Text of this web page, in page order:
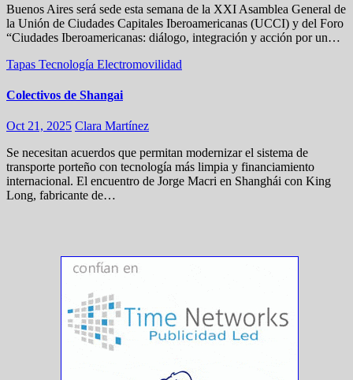
Buenos Aires será sede esta semana de la XXI Asamblea General de
la Unión de Ciudades Capitales Iberoamericanas (UCCI) y del Foro
“Ciudades Iberoamericanas: diálogo, integración y acción por un…
Tapas Tecnología Electromovilidad
Colectivos de Shangai
Oct 21, 2025 Clara Martínez
Se necesitan acuerdos que permitan modernizar el sistema de
transporte porteño con tecnología más limpia y financiamiento
internacional. El encuentro de Jorge Macri en Shanghái con King
Long, fabricante de…